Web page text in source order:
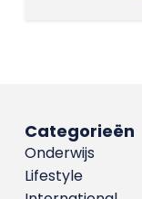
Categorieën
Onderwijs
Lifestyle